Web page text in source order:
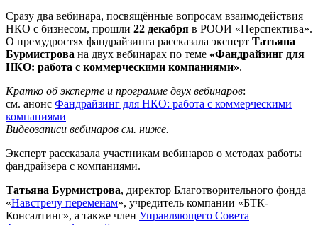
Сразу два вебинара, посвящённые вопросам взаимодействия
НКО с бизнесом, прошли 22 декабря в РООИ «Перспектива».
О премудростях фандрайзинга рассказала эксперт Татьяна
Бурмистрова на двух вебинарах по теме «Фандрайзинг для
НКО: работа с коммерческими компаниями».
Кратко об эксперте и программе двух вебинаров:
см. анонс Фандрайзинг для НКО: работа с коммерческими
компаниями
Видеозаписи вебинаров см. ниже.
Эксперт рассказала участникам вебинаров о методах работы
фандрайзера с компаниями.
Татьяна Бурмистрова, директор Благотворительного фонда
«Навстречу переменам», учредитель компании «БТК-
Консалтинг», а также член Управляющего Совета